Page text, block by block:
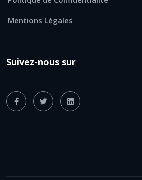
Mentions Légales
Suivez-nous sur